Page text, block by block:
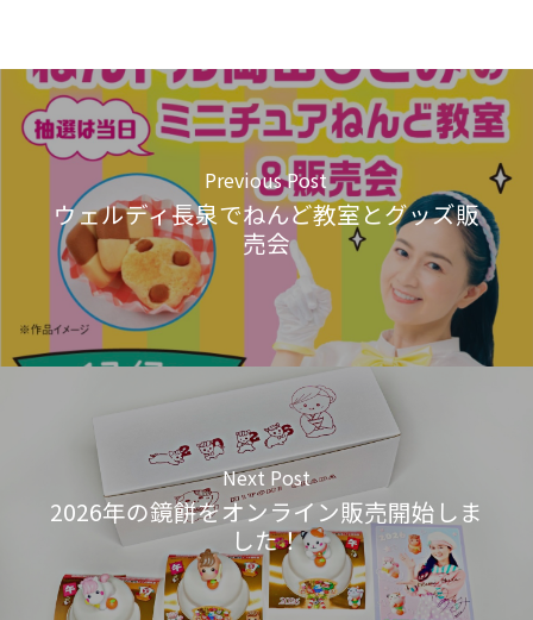
Previous Post
ウェルディ長泉でねんど教室とグッズ販
売会
Next Post
2026年の鏡餅をオンライン販売開始しま
した！